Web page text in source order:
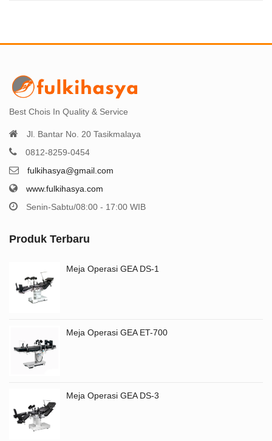
Best Chois In Quality & Service
Jl. Bantar No. 20 Tasikmalaya
0812-8259-0454
fulkihasya@gmail.com
www.fulkihasya.com
Senin-Sabtu/08:00 - 17:00 WIB
Produk Terbaru
Meja Operasi GEA DS-1
Meja Operasi GEA ET-700
Meja Operasi GEA DS-3